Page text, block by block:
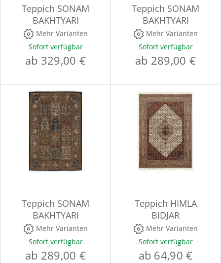
Teppich SONAM
BAKHTYARI
Mehr Varianten
Sofort verfügbar
ab 329,00 €
Teppich SONAM
BAKHTYARI
Mehr Varianten
Sofort verfügbar
ab 289,00 €
Teppich SONAM
BAKHTYARI
Mehr Varianten
Sofort verfügbar
ab 289,00 €
Teppich HIMLA
BIDJAR
Mehr Varianten
Sofort verfügbar
ab 64,90 €